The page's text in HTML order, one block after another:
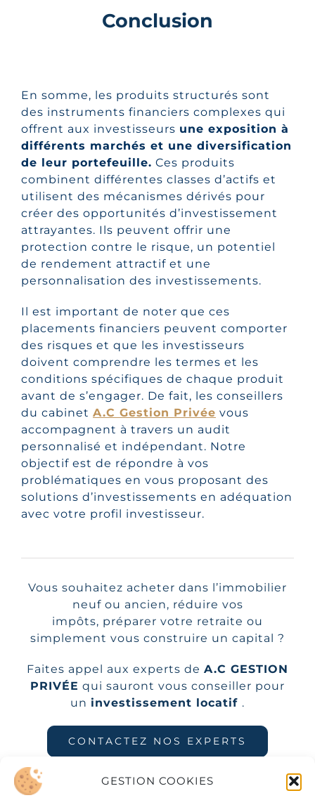
GESTION COOKIES
Conclusion
En somme, les produits structurés sont
des instruments financiers complexes qui
offrent aux investisseurs une exposition à
différents marchés et une diversification
de leur portefeuille. Ces produits
combinent différentes classes d’actifs et
utilisent des mécanismes dérivés pour
créer des opportunités d’investissement
attrayantes. Ils peuvent offrir une
protection contre le risque, un potentiel
de rendement attractif et une
personnalisation des investissements.
Il est important de noter que ces
placements financiers peuvent comporter
des risques et que les investisseurs
doivent comprendre les termes et les
conditions spécifiques de chaque produit
avant de s’engager. De fait, les conseillers
du cabinet A.C Gestion Privée vous
accompagnent à travers un audit
personnalisé et indépendant. Notre
objectif est de répondre à vos
problématiques en vous proposant des
solutions d’investissements en adéquation
avec votre profil investisseur.
Vous souhaitez acheter dans l’immobilier
neuf ou ancien, réduire vos
impôts, préparer votre retraite ou
simplement vous construire un capital ?
Faites appel aux experts de A.C GESTION
PRIVÉE qui sauront vous conseiller pour
un investissement locatif .
CONTACTEZ NOS EXPERTS